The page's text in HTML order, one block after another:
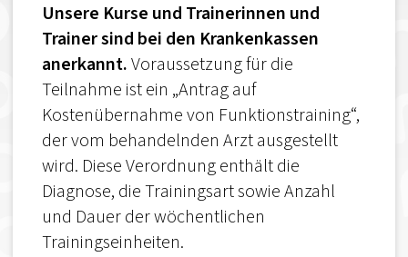
Unsere Kurse und Trainerinnen und
Trainer sind bei den Krankenkassen
anerkannt.Voraussetzung für die
Teilnahme ist ein „Antrag auf
Kostenübernahme von Funktionstraining“,
der vom behandelnden Arzt ausgestellt
wird. Diese Verordnung enthält die
Diagnose, die Trainingsart sowie Anzahl
und Dauer der wöchentlichen
Trainingseinheiten.